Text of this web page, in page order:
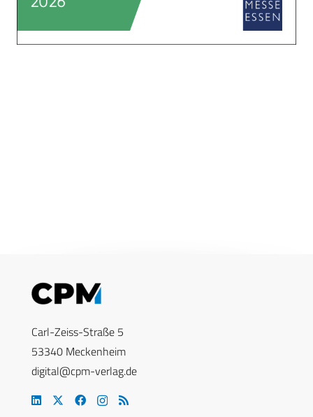
Carl-Zeiss-Straße 5
53340 Meckenheim
digital@cpm-verlag.de